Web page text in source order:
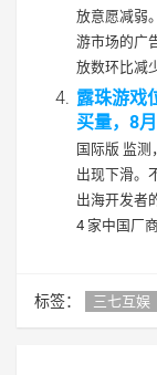
放意愿减弱
游市场的广
放数环比减
露珠游戏
买量，8
国际版 监
出现下滑。
出海开发者
4 家中国厂
标签： 三七互娱